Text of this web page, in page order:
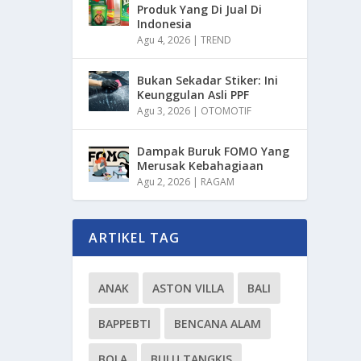
Produk Yang Di Jual Di
Indonesia
Agu 4, 2026 |TREND
Bukan Sekadar Stiker: Ini
Keunggulan Asli PPF
Agu 3, 2026 | OTOMOTIF
Dampak Buruk FOMO Yang
Merusak Kebahagiaan
Agu 2, 2026 | RAGAM
ARTIKEL TAG
ANAK ASTON VILLA BALI
BAPPEBTI BENCANA ALAM